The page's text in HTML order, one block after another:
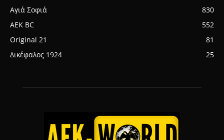
Αγιά Σοφιά
830
AEK BC
552
Original 21
81
Δικέφαλος 1924
25